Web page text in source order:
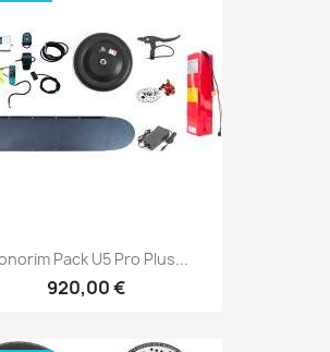
Pack U5 Pro Plus...
920,00 €